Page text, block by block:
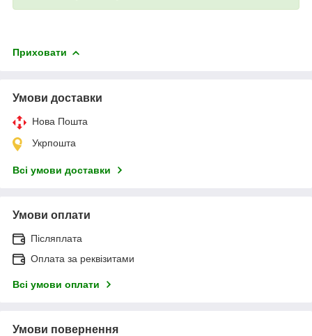
Приховати
Умови доставки
Нова Пошта
Укрпошта
Всі умови доставки
Умови оплати
Післяплата
Оплата за реквізитами
Всі умови оплати
Умови повернення